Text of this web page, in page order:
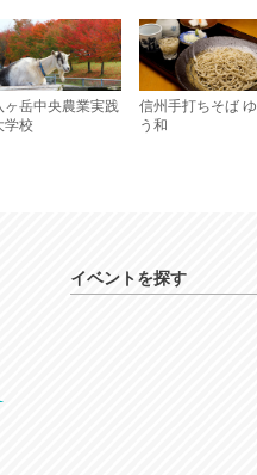
ヶ岳中央農業実践
学校
信州手打ちそば ゆ
う和
イベントを探す